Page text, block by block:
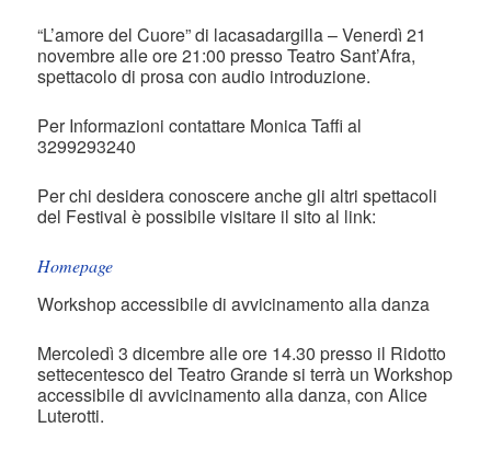
“L’amore del Cuore” di lacasadargilla – Venerdì 21
novembre alle ore 21:00 presso Teatro Sant’Afra,
spettacolo di prosa con audio introduzione.
Per Informazioni contattare Monica Taffi al
3299293240
Per chi desidera conoscere anche gli altri spettacoli
del Festival è possibile visitare il sito al link:
Homepage
Workshop accessibile di avvicinamento alla danza
Mercoledì 3 dicembre alle ore 14.30 presso il Ridotto
settecentesco del Teatro Grande si terrà un Workshop
accessibile di avvicinamento alla danza, con Alice
Luterotti.